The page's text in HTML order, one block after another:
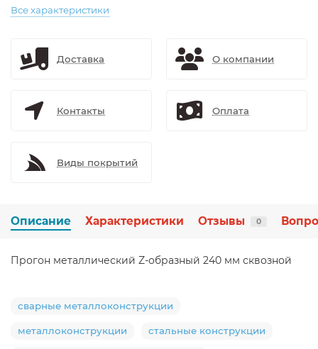
Все характеристики
Доставка О компании
Контакты Оплата
Виды покрытий
Описание Характеристики Отзывы 0
Прогон металлический Z-образный 240 мм сквозной
сварные металлоконструкции
металлоконструкции стальные конструкции